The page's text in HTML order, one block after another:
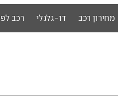
מחירון רכב דו-גלגלי רכב